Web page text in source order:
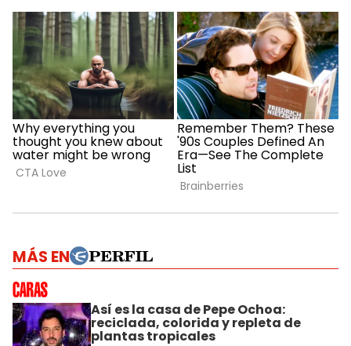
MÁS EN
Así es la casa de Pepe Ochoa:
reciclada, colorida y repleta de
plantas tropicales